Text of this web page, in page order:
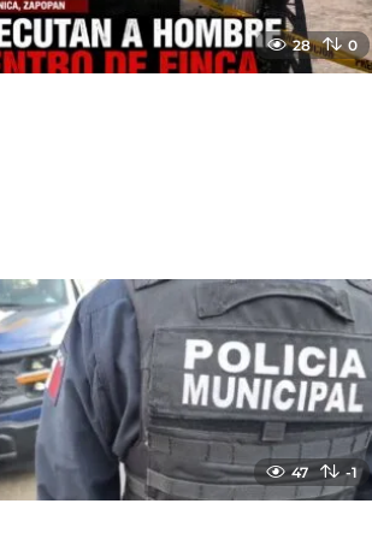
28 0
47 -1